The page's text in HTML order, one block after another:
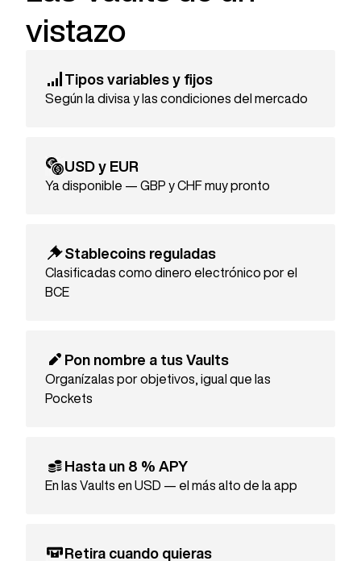
vistazo
Tipos variables y fijos
Según la divisa y las condiciones del mercado
USD y EUR
Ya disponible — GBP y CHF muy pronto
Stablecoins reguladas
Clasificadas como dinero electrónico por el
BCE
Pon nombre a tus Vaults
Organízalas por objetivos, igual que las
Pockets
Hasta un 8 % APY
En las Vaults en USD — el más alto de la app
Retira cuando quieras